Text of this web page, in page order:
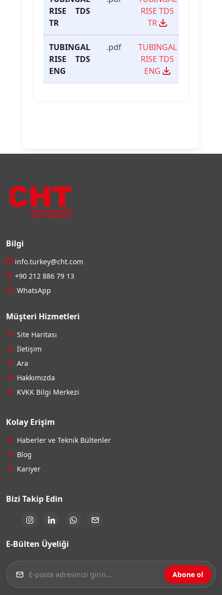
RISE TDS
TR
RISE TDS
TR
TUBINGAL
RISE TDS
ENG
.pdf
TUBINGAL
RISE TDS
ENG
Bilgi
info.turkey@cht.com
+90 212 886 79 13
WhatsApp
Müşteri Hizmetleri
Site Haritası
İletişim
Ara
Hakkımızda
KVKK Bilgi Merkezi
Kolay Erişim
Haberler ve Teknik Bültenler
Blog
Kariyer
Bizi Takip Edin
E-Bülten Üyeliği
Abone ol